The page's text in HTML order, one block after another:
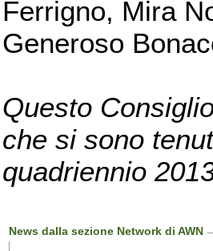
Ferrigno, Mira
Generoso
Questo
che si sono
quadriennio
News dalla sezione Network di AWN